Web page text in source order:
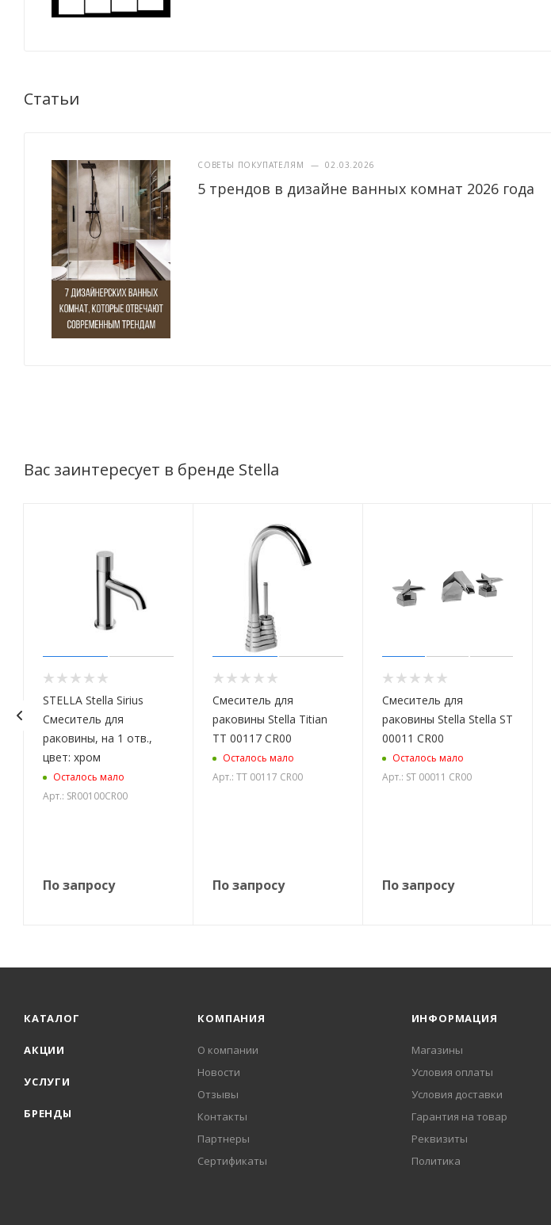
Статьи
СОВЕТЫ ПОКУПАТЕЛЯМ — 02.03.2026
5 трендов в дизайне ванных комнат 2026 года
Вас заинтересует в бренде Stella
STELLA Stella Sirius
Смеситель для
раковины, на 1 отв.,
цвет: хром
Осталось мало
Арт.: SR00100CR00
По запросу
Смеситель для
раковины Stella Titian
TT 00117 CR00
Осталось мало
Арт.: TT 00117 CR00
По запросу
Смеситель для
раковины Stella Stella ST
00011 CR00
Осталось мало
Арт.: ST 00011 CR00
По запросу
КАТАЛОГ
АКЦИИ
УСЛУГИ
БРЕНДЫ
КОМПАНИЯ
О компании
Новости
Отзывы
Контакты
Партнеры
Сертификаты
ИНФОРМАЦИЯ
Магазины
Условия оплаты
Условия доставки
Гарантия на товар
Реквизиты
Политика